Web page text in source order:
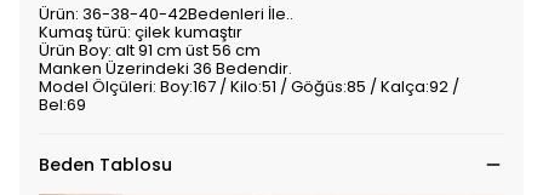
Ürün: 36-38-40-42Bedenleri İle..
Kumaş türü: çilek kumaştır
Ürün Boy: alt 91 cm üst 56 cm
Manken Üzerindeki 36 Bedendir.
Model Ölçüleri: Boy:167 / Kilo:51 / Göğüs:85 / Kalça:92 /
Bel:69
Beden Tablosu